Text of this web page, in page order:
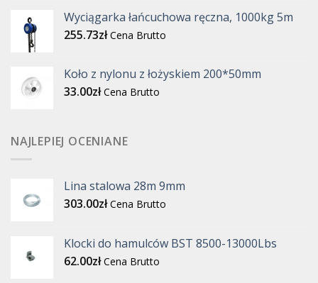
Wyciągarka łańcuchowa ręczna, 1000kg 5m
255.73zł Cena Brutto
Koło z nylonu z łożyskiem 200*50mm
33.00zł Cena Brutto
NAJLEPIEJ OCENIANE
Lina stalowa 28m 9mm
303.00zł Cena Brutto
Klocki do hamulców BST 8500-13000Lbs
62.00zł Cena Brutto